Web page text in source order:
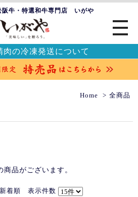
牛・特選和牛専門店 いがや
肉の冷凍発送について
Home 全商品
商品がございます。
新着順 表示件数